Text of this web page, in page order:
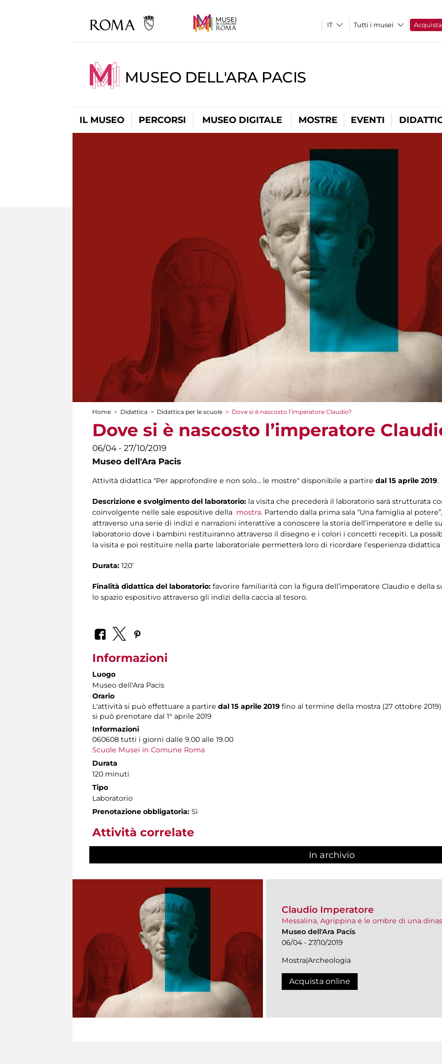
Tutti i musei Acquista
MUSEO DELL'ARA PACIS
IL MUSEO PERCORSI MUSEO DIGITALE MOSTRE EVENTI
Tu sei qui
Home > Didattica > Didattica per le scuole > Dove si è nascosto l’imperatore Claudio?
Dove si è nascosto l’imperatore
06/04 - 27/10/2019
Museo dell'Ara Pacis
Attività didattica "Per approfondire e non solo… le mostre" disponibile a partire dal 15 aprile 2019.
Descrizione e svolgimento del laboratorio: la visita che precederà il laboratorio sarà strutturata
coinvolgente nelle sale espositive della mostra. Partendo dalla prima sala “Una famiglia al
attraverso una serie di indizi e narrazioni interattive a conoscere la storia dell’imperatore e delle
laboratorio dove i bambini restituiranno attraverso il disegno e i colori i concetti recepiti. La
la visita e poi restituire nella parte laboratoriale permetterà loro di ricordare l’esperienza didattica
Durata: 120’
Finalità didattica del laboratorio: favorire familiarità con la figura dell’imperatore Claudio e della
lo spazio espositivo attraverso gli indizi della caccia al tesoro.
Informazioni
Luogo
Museo dell'Ara Pacis
Orario
L'attività si può effettuare a partire dal 15 aprile 2019 fino al termine della mostra (27 ottobre
si può prenotare dal 1° aprile 2019
Informazioni
060608 tutti i giorni dalle 9.00 alle 19.00
Scuole Musei in Comune Roma
Durata
120 minuti
Tipo
Laboratorio
Prenotazione obbligatoria: Sì
Attività correlate
In archivio
Claudio Imperatore
Messalina, Agrippina e le ombre di una
Museo dell'Ara Pacis
06/04 - 27/10/2019
Mostra|Archeologia
Acquista online